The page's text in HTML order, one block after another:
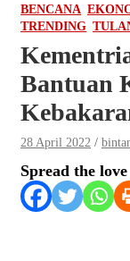
BENCANA
TRENDING
Bantuan
28 April 2022
Spread the love